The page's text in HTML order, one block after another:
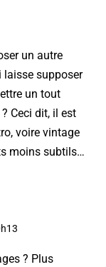
un autre
laisse supposer
un tout
Ceci dit, il est
voire vintage
moins subtils…
? Plus